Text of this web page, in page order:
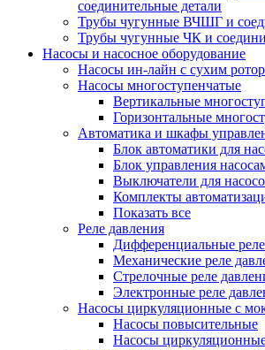
соединительные детали
Трубы чугунные ВЧШГ и
Трубы чугунные ЧК и
Насосы и насосное оборудование
Насосы ин-лайн с сухим
Насосы многоступенчатые
Вертикальные
Горизонтальные
Автоматика и шкафы
Блок автоматики для
Блок управления
Выключатели для
Комплекты
Показать все
Реле давления
Дифференциальные
Механические реле
Стрелочные реле
Электронные реле
Насосы циркуляционные с
Насосы повысительные
Насосы